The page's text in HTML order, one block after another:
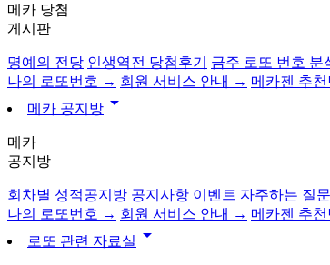
메카 당첨
게시판
명예의 전당 인생역전 당첨후기 금주 로또 번호 분
나의 로또번호 → 회원 서비스 안내 → 메카젠 추
메카 공지방 arrow_drop_down
메카
공지방
회차별 성적공지방 공지사항 이벤트 자주하는 질문
나의 로또번호 → 회원 서비스 안내 → 메카젠 추
로또 관련 자료실 arrow_drop_down